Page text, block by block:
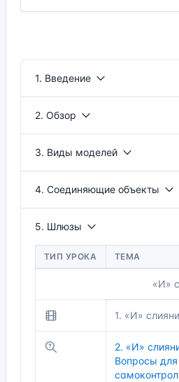
1. Введение
2. Обзор
3. Виды моделей
4. Соединяющие объекты
5. Шлюзы
ТИП УРОКА ТЕМА
«И»
1. «И»
2. «И»
Вопросы для